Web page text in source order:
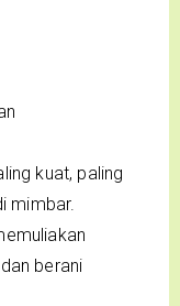
kuat, paling
mimbar.
berani